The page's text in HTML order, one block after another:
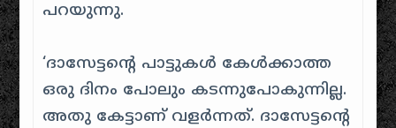
പറയുന്നു.
‘ദാസേട്ടന്റെ പാട്ടുകള്‍ കേള്‍ക്കാത്ത
ഒരു ദിനം പോലും കടന്നുപോകുന്നില്ല.
അതു കേട്ടാണ് വളര്‍ന്നത്. ദാസേട്ടന്റെ